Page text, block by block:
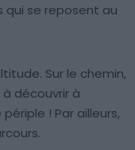
qui se reposent au
Sur le chemin,
découvrir à
! Par ailleurs,